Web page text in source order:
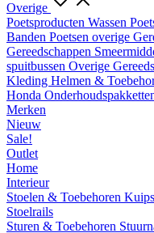
Overige
Poetsproducten Wassen
Banden Poetsen overige
Gereedschappen
spuitbussen Overige
Kleding Helmen &
Honda
Merken
Nieuw
Sale!
Outlet
Home
Interieur
Stoelen & Toebehoren
Stoelrails
Sturen & Toebehoren